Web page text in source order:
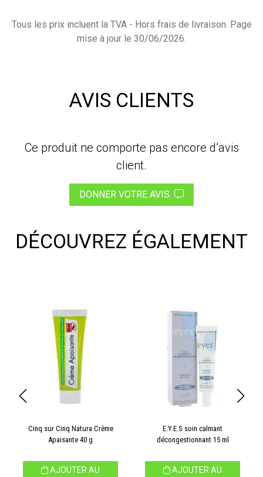
Tous les prix incluent la TVA - Hors frais de livraison. Page
mise à jour le 30/06/2026.
AVIS CLIENTS
Ce produit ne comporte pas encore d’avis
client.
DONNER VOTRE AVIS
DÉCOUVREZ ÉGALEMENT
Cinq sur Cinq Natura Crème
Apaisante 40 g
AJOUTER AU
E.Y.E.S soin calmant
décongestionnant 15 ml
AJOUTER AU